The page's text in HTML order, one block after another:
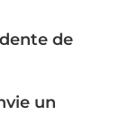
de
un